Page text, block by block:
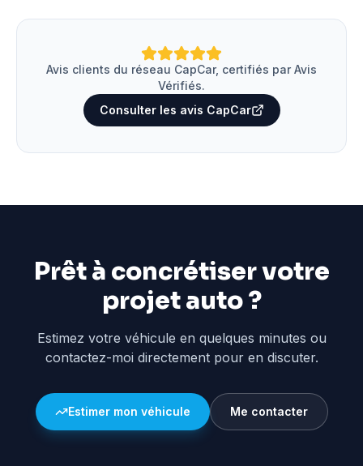
Avis clients du réseau CapCar, certifiés par Avis
Vérifiés.
Consulter les avis CapCar
Prêt à concrétiser votre
projet auto ?
Estimez votre véhicule en quelques minutes ou
contactez-moi directement pour en discuter.
Estimer mon véhicule Me contacter